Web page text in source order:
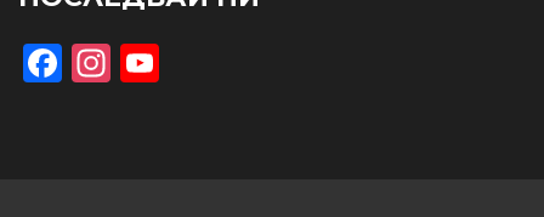
Facebook
Instagram